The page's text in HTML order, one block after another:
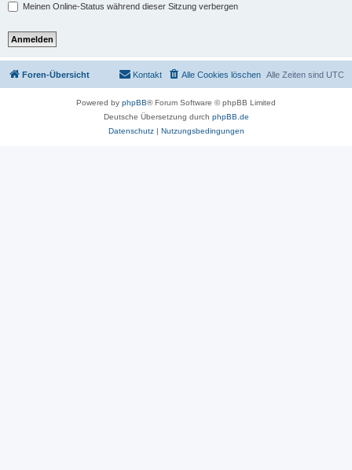
Meinen Online-Status während dieser Sitzung verbergen
Foren-Übersicht Alle Zeiten sind UTC
Alle Cookies löschen
Kontakt
Powered by phpBB® Forum Software © phpBB Limited
Deutsche Übersetzung durch phpBB.de
Datenschutz| Nutzungsbedingungen